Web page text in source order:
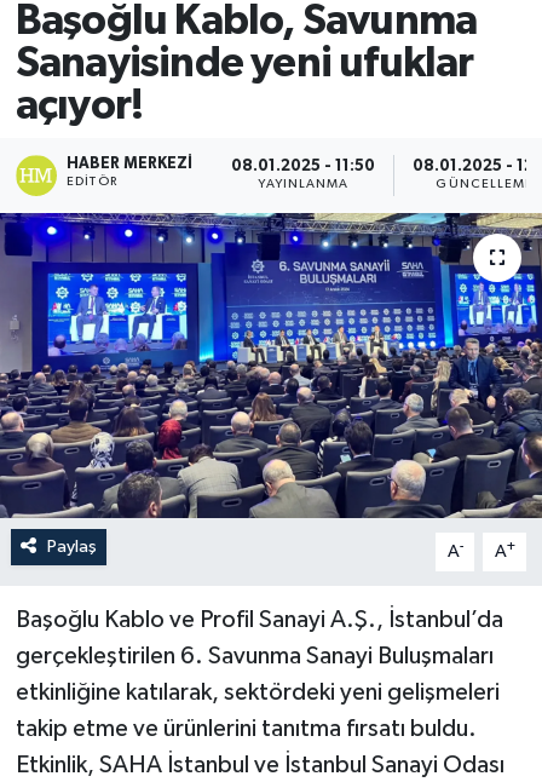
Başoğlu Kablo, Savunma
Sanayisinde yeni ufuklar
açıyor!
HABER MERKEZI
EDITÖR
08.01.2025 - 11:50
YAYINLANMA
08.01.2025 -
GÜNCELLEME
Paylaş A- A+
Başoğlu Kablo ve Profil Sanayi A.Ş., İstanbul’da
gerçekleştirilen 6. Savunma Sanayi Buluşmaları
etkinliğine katılarak, sektördeki yeni gelişmeleri
takip etme ve ürünlerini tanıtma fırsatı buldu.
Etkinlik, SAHA İstanbul ve İstanbul Sanayi Odası
Son Dakika Haberleri
Haber Arşivi